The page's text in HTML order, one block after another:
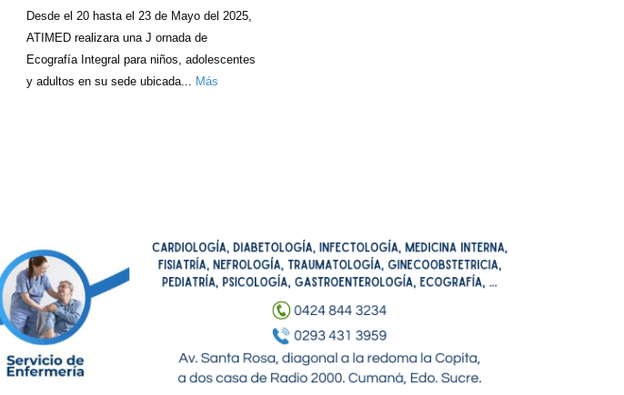
Desde el 20 hasta el 23 de Mayo del 2025,
ATIMED realizara una J ornada de
Ecografía Integral para niños, adolescentes
y adultos en su sede ubicada... Más